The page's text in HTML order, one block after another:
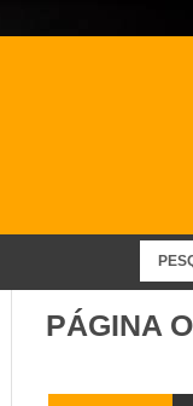
PÁGINA